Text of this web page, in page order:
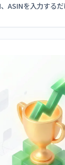
ASINを入力するだ